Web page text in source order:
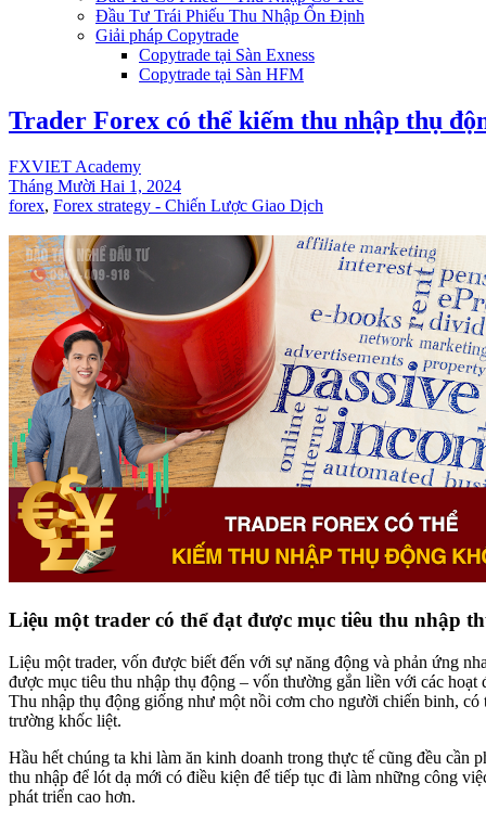
Đầu Tư Trái Phiếu Thu Nhập Ổn Định
Giải pháp Copytrade
Copytrade tại Sàn Exness
Copytrade tại Sàn HFM
Trader Forex có thể kiếm thu nhập thụ
FXVIET Academy
Tháng Mười Hai 1, 2024
forex, Forex strategy - Chiến Lược Giao Dịch
Liệu một trader có thể đạt được mục tiêu thu nhập
Liệu một trader, vốn được biết đến với sự năng động và phản ứng
được mục tiêu thu nhập thụ động – vốn thường gắn liền với các hoạt
Thu nhập thụ động giống như một nồi cơm cho người chiến binh, có
trường khốc liệt.
Hầu hết chúng ta khi làm ăn kinh doanh trong thực tế cũng đều cần
thu nhập để lót dạ mới có điều kiện để tiếp tục đi làm những công
phát triển cao hơn.